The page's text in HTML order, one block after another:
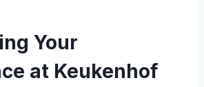
Your
at Keukenhof